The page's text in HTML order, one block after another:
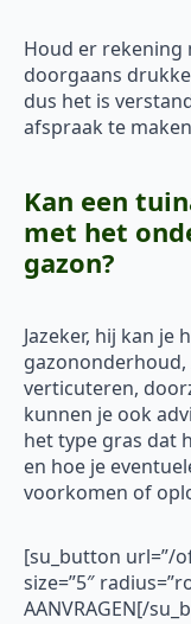
Houd er rekening
doorgaans
dus het is
afspraak te
Kan een
met het
gazon?
Jazeker, hij kan je
gazononderhoud,
verticuteren,
kunnen je ook
het type gras dat
en hoe je
voorkomen of
[su_button url=”/
size=”5″
AANVRAGEN[/